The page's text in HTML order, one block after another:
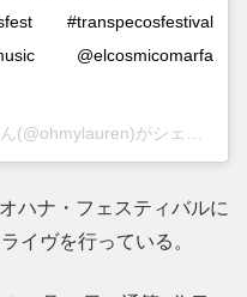
#transpecosfestival
@elcosmicomarfa
がシェアした投稿 –
ハナ・フェスティバルに
イヴを行っている。